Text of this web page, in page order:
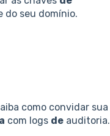
do seu domínio.
como convidar sua
com logs deauditoria.